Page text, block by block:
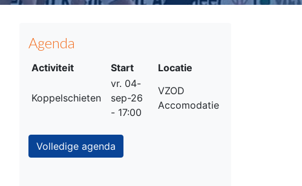
Agenda
Activiteit Start Locatie
Koppelschieten
vr. 04-
sep-26
- 17:00
VZOD
Accomodatie
Volledige agenda